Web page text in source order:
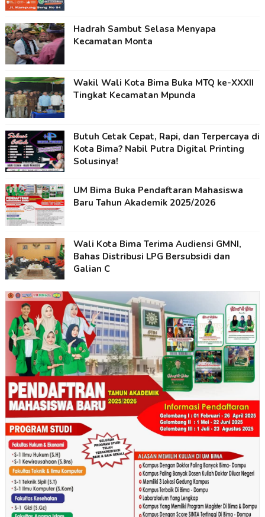
Hadrah Sambut Selasa Menyapa
Kecamatan Monta
Wakil Wali Kota Bima Buka MTQ ke-XXXII
Tingkat Kecamatan Mpunda
Butuh Cetak Cepat, Rapi, dan Terpercaya di
Kota Bima? Nabil Putra Digital Printing
Solusinya!
UM Bima Buka Pendaftaran Mahasiswa
Baru Tahun Akademik 2025/2026
Wali Kota Bima Terima Audiensi GMNI,
Bahas Distribusi LPG Bersubsidi dan
Galian C